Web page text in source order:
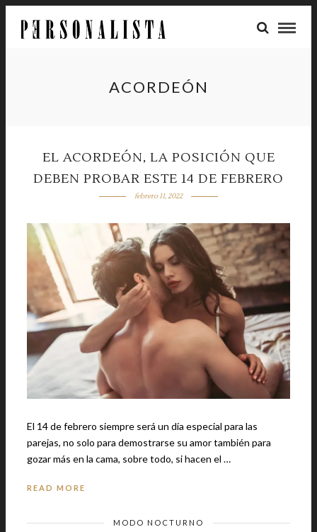
ACORDEÓN
EL ACORDEÓN, LA POSICIÓN QUE
DEBEN PROBAR ESTE 14 DE FEBRERO
febrero 11, 2022
El 14 de febrero siempre será un día especial para las
parejas, no solo para demostrarse su amor también para
gozar más en la cama, sobre todo, si hacen el …
READ MORE
MODO NOCTURNO